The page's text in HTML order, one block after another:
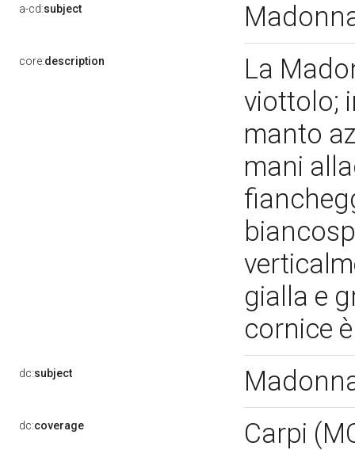
a-cd:subject
core:description
La
viottolo;
manto
mani
gialla e
cornice
dc:subject
dc:coverage Carpi